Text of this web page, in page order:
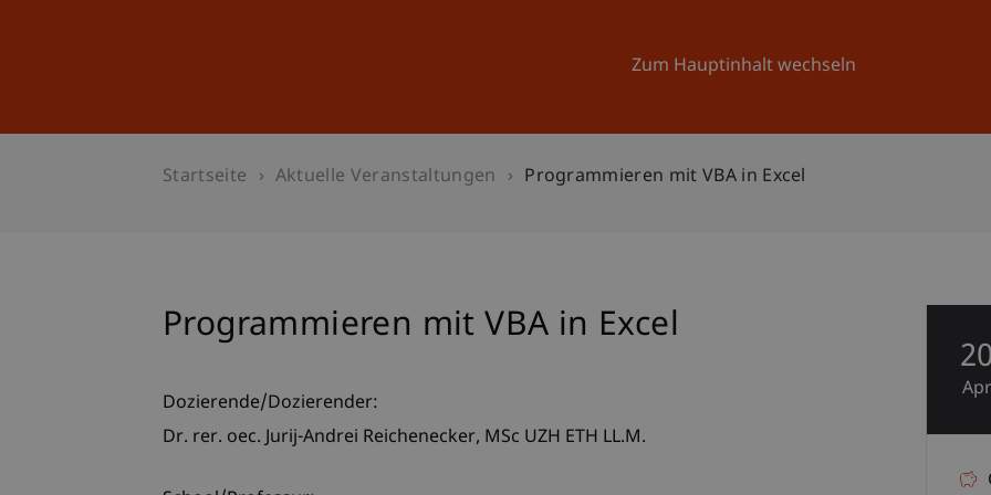
Zum Hauptinhalt wechseln
Universität Aktuelles
Startseite Aktuelle Veranstaltungen Programmieren mit VBA in Excel
Programmieren mit VBA in Excel
Dozierende/Dozierender:
Dr. rer. oec. Jurij-Andrei Reichenecker MSc UZH ETH LL.M.
20
Apr